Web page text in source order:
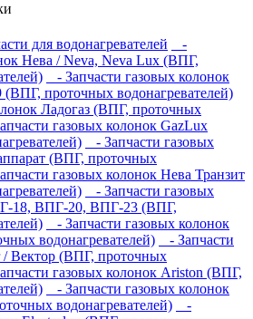
для водонагревателей
-
Нева / Neva, Neva Lux (ВПГ,
- Запчасти газовых колонок
проточных водонагревателей)
Ладогаз (ВПГ, проточных
газовых колонок GazLux
- Запчасти газовых
(ВПГ, проточных
газовых колонок Нева Транзит
- Запчасти газовых
18, ВПГ-20, ВПГ-23 (ВПГ,
- Запчасти газовых колонок
водонагревателей)
- Запчасти
/ Вектор (ВПГ, проточных
газовых колонок Ariston (ВПГ,
- Запчасти газовых колонок
водонагревателей)
-